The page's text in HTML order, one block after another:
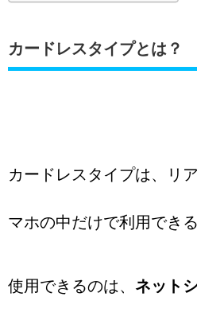
カードレスタイプとは？
カードレスタイプは、リ
マホの中だけで利用でき
使用できるのは、 ネット